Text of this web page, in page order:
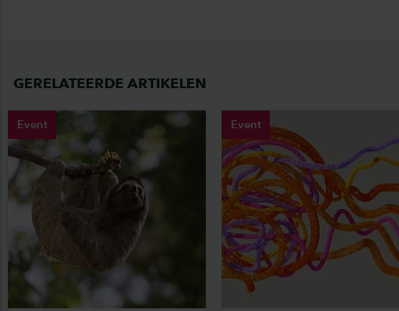
GERELATEERDE ARTIKELEN
Event Event